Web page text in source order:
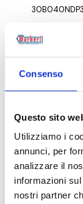
Consenso
Questo sito
Utilizziamo i
annunci, per
analizzare il
informazioni
nostri partner
30B040NDP3
30B040NDT3